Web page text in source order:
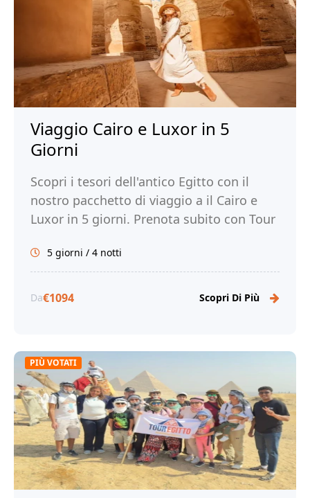
Viaggio Cairo e Luxor in 5
Giorni
Scopri i tesori dell'antico Egitto con il
nostro pacchetto di viaggio a il Cairo e
Luxor in 5 giorni. Prenota subito con Tour
5 giorni / 4 notti
Da€1094 Scopri Di Più
PIÙ VOTATI